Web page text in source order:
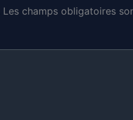
Les champs obligatoires